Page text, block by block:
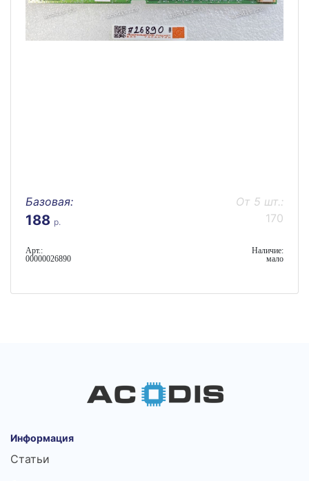
Базовая:
188 р.
От 5 шт.:
170
Арт.:
00000026890
Наличие:
мало
Информация
Статьи